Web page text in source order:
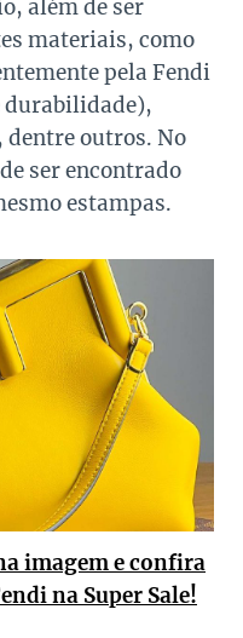
além de ser
materiais, como
pela Fendi
durabilidade),
dentre outros. No
ser encontrado
estampas.
imagem e confira
na Super Sale!